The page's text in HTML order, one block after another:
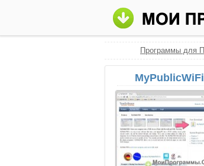
Программы для